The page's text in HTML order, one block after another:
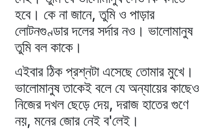
হবে। কে না জানে, তুমি ও পাড়ার
লোটনগুণ্ডার দলের সর্দার নও। ভালোমানুষ
তুমি বল কাকে।
এইবার ঠিক প্রশ্নটা এসেছে তোমার মুখে।
ভালোমানুষ তাকেই বলে যে অন্যায়ের কাছেও
নিজের দখল ছেড়ে দেয়, দরাজ হাতের গুণে
নয়, মনের জোর নেই ব'লেই।